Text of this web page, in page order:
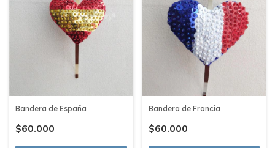
Bandera de España
$60.000
Bandera de Francia
$60.000